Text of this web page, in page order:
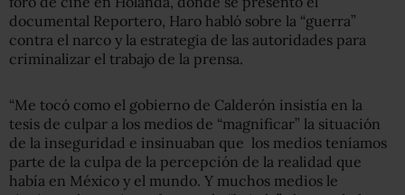
documental Reportero, Haro habló sobre la “guerra”
contra el narco y la estrategia de las autoridades para
criminalizar el trabajo de la prensa.
“Me tocó como el gobierno de Calderón insistía en la
tesis de culpar a los medios de “magnificar” la situación
de la inseguridad e insinuaban que los medios teníamos
parte de la culpa de la percepción de la realidad que
había en México y el mundo. Y muchos medios le